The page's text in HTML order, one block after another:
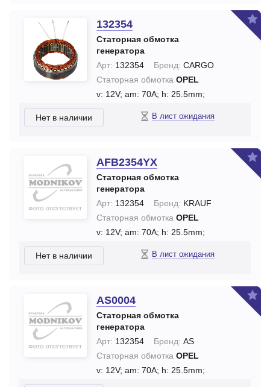
132354
Статорная обмотка
генератора
Арт: 132354 Бренд: CARGO
Статорная обмотка OPEL
v: 12V; am: 70A; h: 25.5mm;
Нет в наличии В лист ожидания
AFB2354YX
Статорная обмотка
генератора
Арт: 132354 Бренд: KRAUF
Статорная обмотка OPEL
v: 12V; am: 70A; h: 25.5mm;
Нет в наличии В лист ожидания
AS0004
Статорная обмотка
генератора
Арт: 132354 Бренд: AS
Статорная обмотка OPEL
v: 12V; am: 70A; h: 25.5mm;